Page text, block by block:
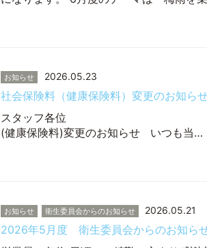
お知らせ 2026.05.23
社会保険料（健康保険料）変更のお知ら
スタッフ各
(健康保険料)変更のお知らせ いつも当…
お知らせ 衛生委員会からのお知らせ 2026.05.21
2026年5月度 衛生委員会からのお知ら